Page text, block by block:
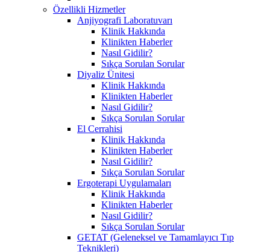
Özellikli Hizmetler
Anjiyografi Laboratuvarı
Klinik Hakkında
Klinikten Haberler
Nasıl Gidilir?
Sıkça Sorulan Sorular
Diyaliz Ünitesi
Klinik Hakkında
Klinikten Haberler
Nasıl Gidilir?
Sıkça Sorulan Sorular
El Cerrahisi
Klinik Hakkında
Klinikten Haberler
Nasıl Gidilir?
Sıkça Sorulan Sorular
Ergoterapi Uygulamaları
Klinik Hakkında
Klinikten Haberler
Nasıl Gidilir?
Sıkça Sorulan Sorular
GETAT (Geleneksel ve Tamamlayıcı Tıp
Teknikleri)